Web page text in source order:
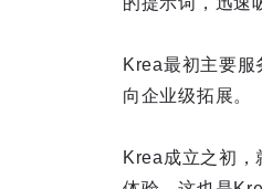
Krea最初主要服
向企业级拓展。
Krea成立之初，